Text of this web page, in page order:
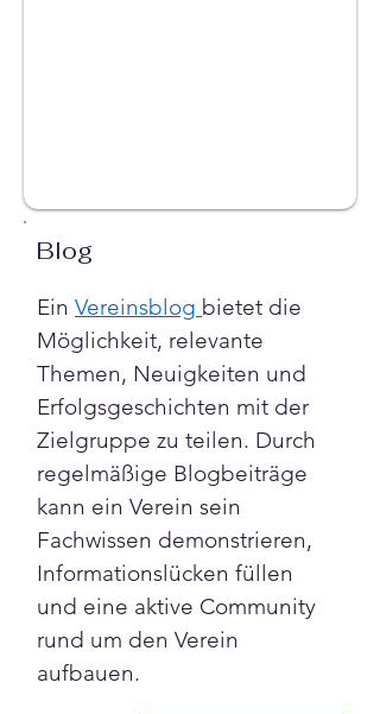
Blog
Ein Vereinsblog bietet die
Möglichkeit, relevante
Themen, Neuigkeiten und
Erfolgsgeschichten mit der
Zielgruppe zu teilen. Durch
regelmäßige Blogbeiträge
kann ein Verein sein
Fachwissen demonstrieren,
Informationslücken füllen
und eine aktive Community
rund um den Verein
aufbauen.